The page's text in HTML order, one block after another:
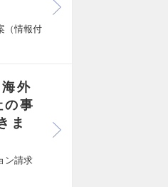
（情報付
外
の事
ま
ン請求